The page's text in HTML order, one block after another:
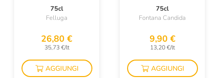
Gruppo Cevico
Guido Marsella
I Cacciagalli
ETRUSCHI
75cl
Felluga
26,80 €
35,73 €/lt
AGGIUNGI
75cl
Fontana Candida
9,90 €
13,20 €/lt
AGGIUNGI